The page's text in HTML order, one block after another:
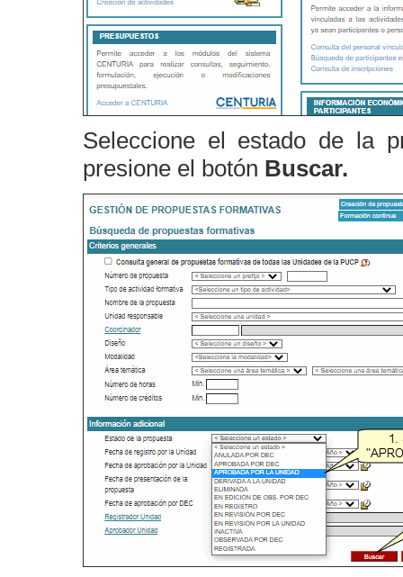
Seleccione el estado de la
presione el botón Buscar.